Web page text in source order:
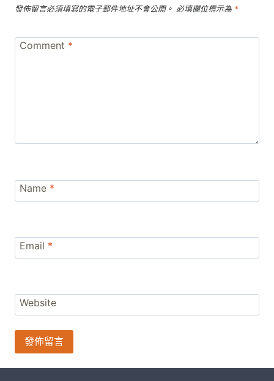
發佈留言必須填寫的電子郵件地址不會公開。 必填欄位標示為 *
Comment *
Name *
Email *
Website